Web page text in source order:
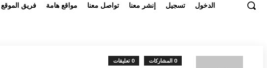
فريق الموقع مواقع هامة تواصل معنا إنشر معنا تسجيل الدخول
0 المشاركات 0 تعليقات